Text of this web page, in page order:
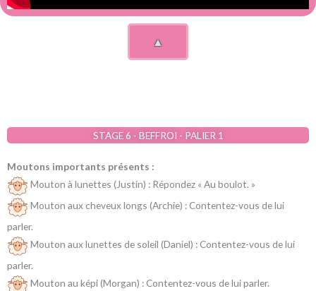
▲
STAGE 6 - BEFFROI - PALIER 1
Moutons importants présents :
Mouton à lunettes (Justin) : Répondez « Au boulot. »
Mouton aux cheveux longs (Archie) : Contentez-vous de lui
parler.
Mouton aux lunettes de soleil (Daniel) : Contentez-vous de lui
parler.
Mouton au képi (Morgan) : Contentez-vous de lui parler.